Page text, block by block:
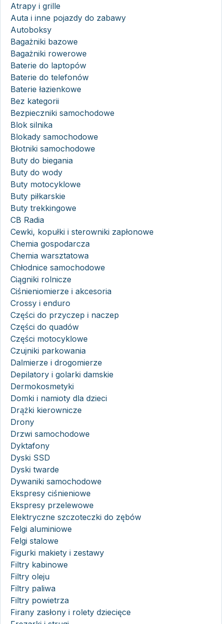
Atrapy i grille
Auta i inne pojazdy do zabawy
Autoboksy
Bagażniki bazowe
Bagażniki rowerowe
Baterie do laptopów
Baterie do telefonów
Baterie łazienkowe
Bez kategorii
Bezpieczniki samochodowe
Blok silnika
Blokady samochodowe
Błotniki samochodowe
Buty do biegania
Buty do wody
Buty motocyklowe
Buty piłkarskie
Buty trekkingowe
CB Radia
Cewki, kopułki i sterowniki zapłonowe
Chemia gospodarcza
Chemia warsztatowa
Chłodnice samochodowe
Ciągniki rolnicze
Ciśnieniomierze i akcesoria
Crossy i enduro
Części do przyczep i naczep
Części do quadów
Części motocyklowe
Czujniki parkowania
Dalmierze i drogomierze
Depilatory i golarki damskie
Dermokosmetyki
Domki i namioty dla dzieci
Drążki kierownicze
Drony
Drzwi samochodowe
Dyktafony
Dyski SSD
Dyski twarde
Dywaniki samochodowe
Ekspresy ciśnieniowe
Ekspresy przelewowe
Elektryczne szczoteczki do zębów
Felgi aluminiowe
Felgi stalowe
Figurki makiety i zestawy
Filtry kabinowe
Filtry oleju
Filtry paliwa
Filtry powietrza
Firany zasłony i rolety dziecięce